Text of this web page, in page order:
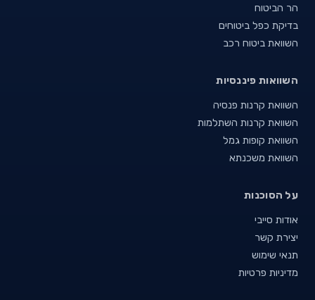
הר הביטוח
בדיקת כפל ביטוחים
השוואת ביטוח רכב
השוואות פיננסיות
השוואת קרנות פנסיה
השוואת קרנות השתלמות
השוואת קופות גמל
השוואת משכנתא
על הסוכנות
אודות סייבי
יצירת קשר
תנאי שימוש
מדיניות פרטיות